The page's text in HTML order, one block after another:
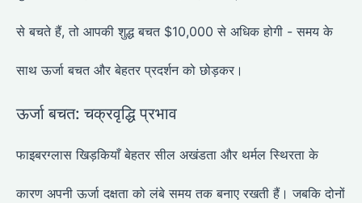
से बचते हैं, तो आपकी शुद्ध बचत $10,000 से अधिक होगी - समय के
साथ ऊर्जा बचत और बेहतर प्रदर्शन को छोड़कर।
ऊर्जा बचत: चक्रवृद्धि प्रभाव
फाइबरग्लास खिड़कियाँ बेहतर सील अखंडता और थर्मल स्थिरता के
कारण अपनी ऊर्जा दक्षता को लंबे समय तक बनाए रखती हैं। जबकि दोनों